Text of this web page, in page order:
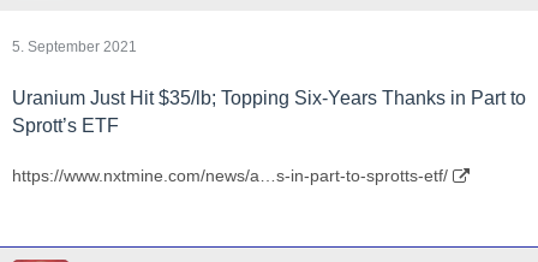
5. September 2021
Uranium Just Hit $35/lb; Topping Six-Years Thanks in Part to
Sprott’s ETF
https://www.nxtmine.com/news/a…s-in-part-to-sprotts-etf/